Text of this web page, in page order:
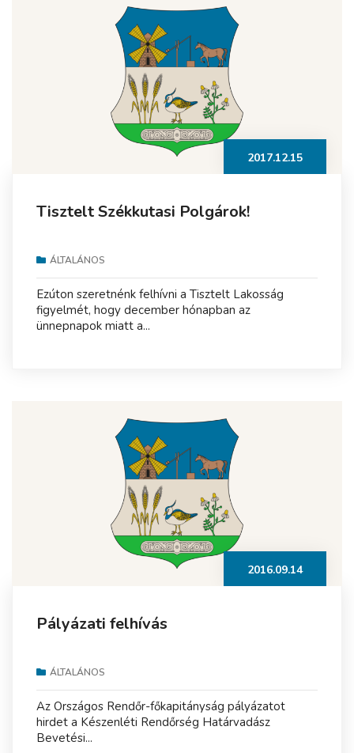
2017.12.15
Tisztelt Székkutasi Polgárok!
ÁLTALÁNOS
Ezúton szeretnénk felhívni a Tisztelt Lakosság
figyelmét, hogy december hónapban az
ünnepnapok miatt a...
2016.09.14
Pályázati felhívás
ÁLTALÁNOS
Az Országos Rendőr-főkapitányság pályázatot
hirdet a Készenléti Rendőrség Határvadász
Bevetési...